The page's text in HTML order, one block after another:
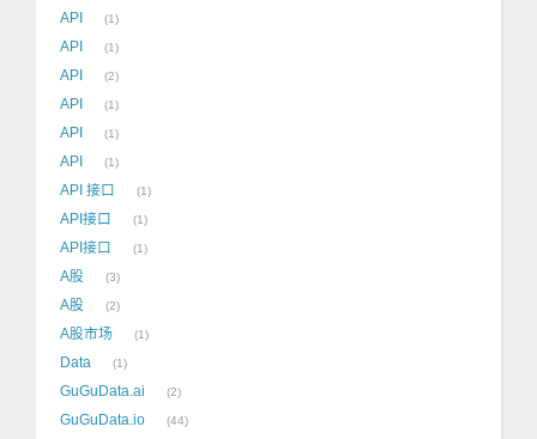
API 1
API 1
API 2
API 1
API 1
API 1
API 接口 1
API接口 1
API接口 1
A股 3
A股 2
A股市场 1
Data 1
GuGuData.ai 2
GuGuData.io 44